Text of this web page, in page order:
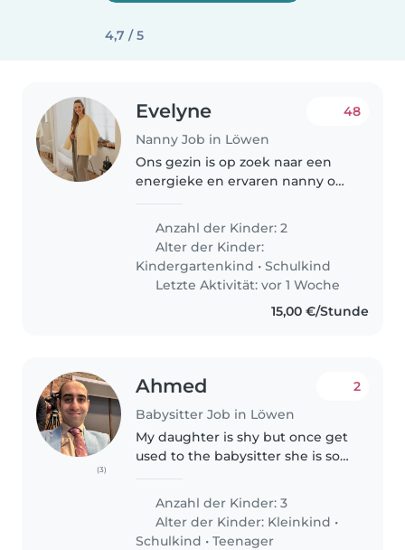
4,7 / 5
Evelyne
Nanny Job in Löwen
48
Ons gezin is op zoek naar een
energieke en ervaren nanny om
kinderen: een peuter van 2 jaar
en een kleuter van 6 jaar . We
zijn op zoek naar iemand die..
Anzahl der Kinder: 2
Alter der Kinder:
Kindergartenkind •Schulkind
Letzte Aktivität: vor 1 Woche
15,00 €/Stunde
(3)
Ahmed
Babysitter Job in Löwen
2
My daughter is shy but once get
used to the babysitter she is so
Anzahl der Kinder: 3
Alter der Kinder: Kleinkind •
Schulkind •Teenager